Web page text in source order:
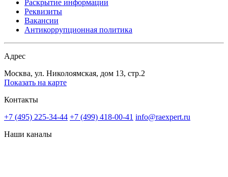
Раскрытие информации
Реквизиты
Вакансии
Антикоррупционная политика
Адрес
Москва, ул. Николоямская, дом 13, стр.2
Показать на карте
Контакты
+7 (495) 225-34-44 +7 (499) 418-00-41 info@raexpert.ru
Наши каналы